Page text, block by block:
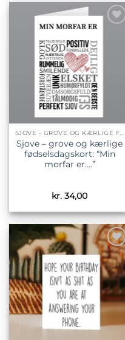
ønskeliste
SJOVE - GROVE OG KÆRLIGE FØDSELSDAGSKORT
Sjove – grove og kærlige
fødselsdagskort: “Min
morfar er….”
kr. 34,00
Tilføj til
ønskeliste